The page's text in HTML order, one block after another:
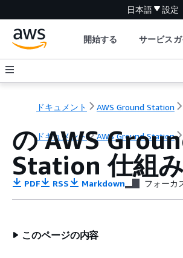
日本語 設定
開始する サービス
ドキュメント AWS Ground Station
ドキュメント AWS Ground Station
の AWS
Station 仕組み
PDF RSS Markdown フォーカ
このページの内容